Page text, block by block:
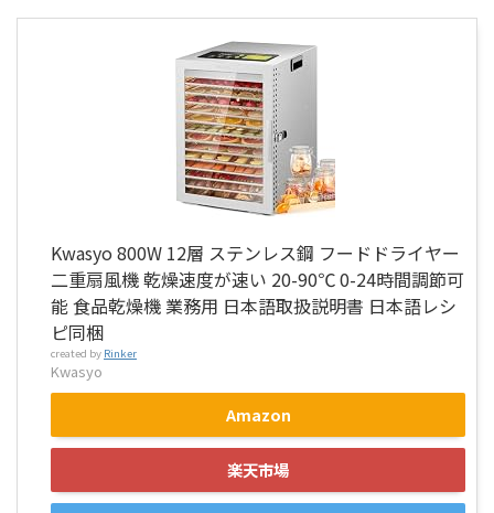
Kwasyo 800W 12層 ステンレス鋼 フードドライヤー
二重扇風機 乾燥速度が速い 20-90℃ 0-24時間調節可
能 食品乾燥機 業務用 日本語取扱説明書 日本語レシ
ピ同梱
created by Rinker
Kwasyo
Amazon
楽天市場